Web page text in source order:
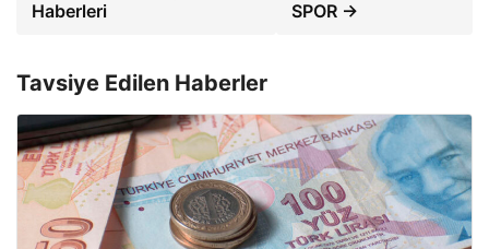
Haberleri
SPOR →
Tavsiye Edilen Haberler